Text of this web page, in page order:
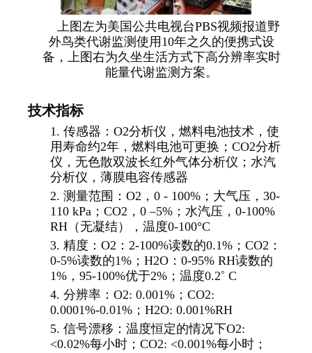
上图左为美国公共电视台PBS视频报道野
外鸟类代谢监测使用10年之久的便携式设
备，上图右为久坐生活方式下高分辨率实时
能量代谢监测方案。
技术指标
1. 传感器：O2分析仪，燃料电池技术，使
用寿命约2年，燃料电池可更换；CO2分析
仪，无色散双波长红外气体分析仪；水汽
分析仪，薄膜电容传感器
2. 测量范围：O2，0 - 100%；大气压，30-
110 kPa；CO2，0 –5%；水汽压，0-100%
RH（无凝结），温度0-100°C
3. 精度：O2：2-100%读数的0.1%；CO2：
0-5%读数的1%；H2O：0-95% RH读数的
1%，95-100%优于2%；温度0.2˚ C
4. 分辨率：O2: 0.001%；CO2:
0.0001%-0.01%；H2O: 0.001%RH
5. 信号漂移：温度恒定的情况下O2:
<0.02%每小时；CO2: <0.001%每小时；